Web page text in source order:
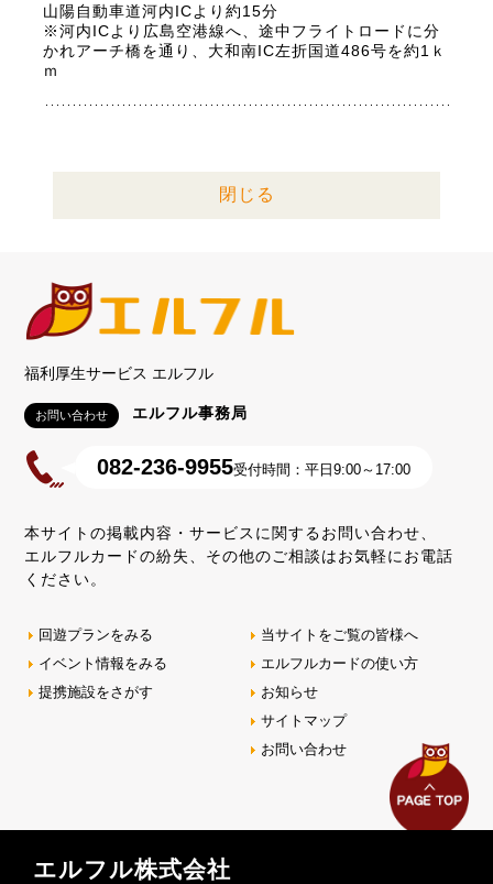
山陽自動車道河内ICより約15分
※河内ICより広島空港線へ、途中フライトロードに分
かれアーチ橋を通り、大和南IC左折国道486号を約1ｋ
ｍ
閉じる
福利厚生サービス エルフル
お問い合わせ エルフル事務局
082-236-9955受付時間：平日9:00～17:00
本サイトの掲載内容・サービスに関するお問い合わせ、
エルフルカードの紛失、その他のご相談はお気軽にお電話
ください。
回遊プランをみる
イベント情報をみる
提携施設をさがす
当サイトをご覧の皆様へ
エルフルカードの使い方
お知らせ
サイトマップ
お問い合わせ
エルフル株式会社